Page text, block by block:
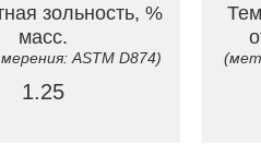
зольность, %
масс.
ASTM D874)
1.25